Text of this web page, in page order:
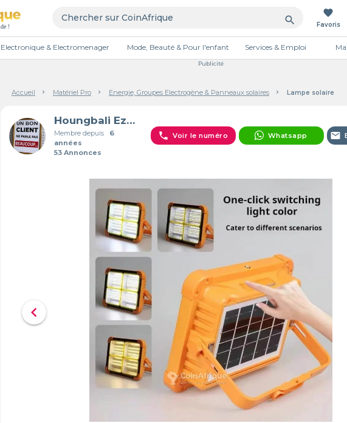
search
favorite
Favoris
Electronique & Electromenager Mode, Beauté & Pour l'enfant Services & Emploi
Publicité
Accueil Matériel Pro Energie, Groupes Electrogène & Panneaux solaires Lampe solaire
Houngbali Ezechiel
Membre depuis6
années
53 Annonces
phone Voir le numéro Whatsapp email
chevron_left